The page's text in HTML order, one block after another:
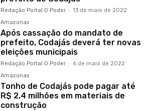
Redação Portal O Poder - 13 de maio de 2022
Amazonas
Após cassação do mandato de
prefeito, Codajás deverá ter novas
eleições municipais
Redação Portal O Poder - 6 de maio de 2022
Amazonas
Tonho de Codajás pode pagar até
R$ 2,4 milhões em materiais de
construção